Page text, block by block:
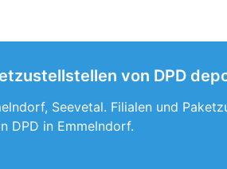
von DPD
Seevetal. Filialen und
DPD in Emmelndorf.